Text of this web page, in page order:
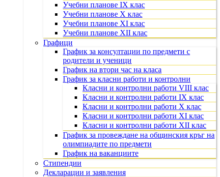
Учебни планове IX клас
Учебни планове X клас
Учебни планове XI клас
Учебни планове XII клас
Графици
График за консултации по предмети с
родители и ученици
График на втори час на класа
График за класни работи и контролни
Класни и контролни работи VIII клас
Класни и контролни работи IX клас
Класни и контролни работи X клас
Класни и контролни работи XI клас
Класни и контролни работи XII клас
График за провеждане на общинския кръг на
олимпиадите по предмети
График на ваканциите
Стипендии
Декларации и заявления